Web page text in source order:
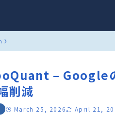
– Google
削減
March 25, 2026 April 21,